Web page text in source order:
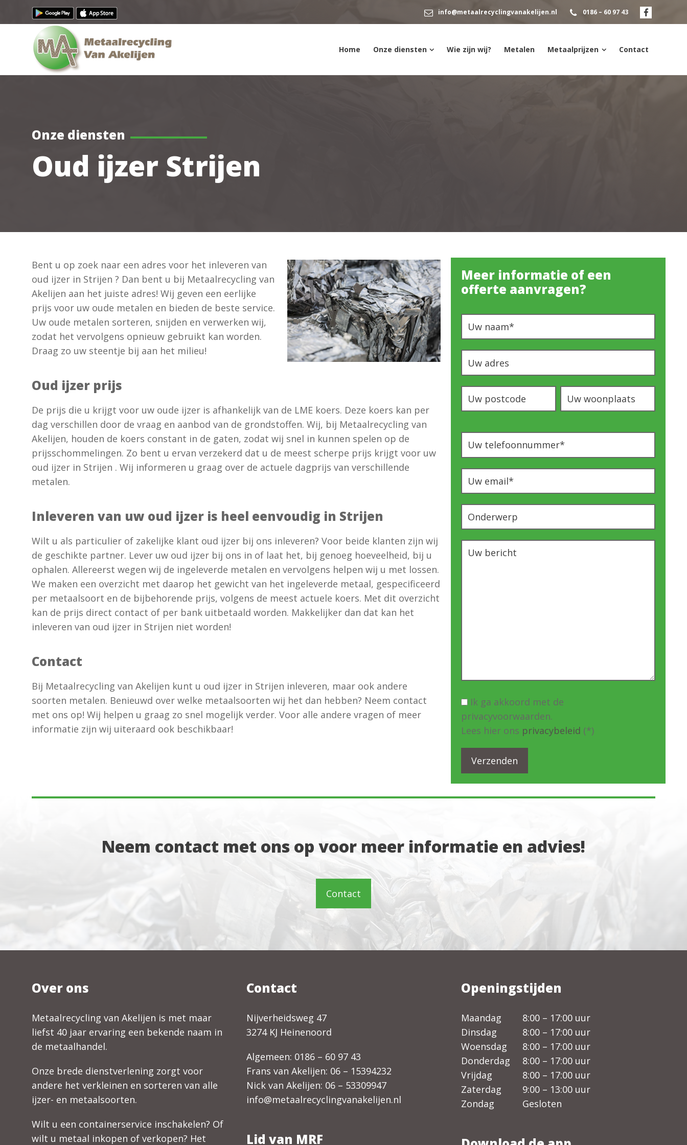
info@metaalrecyclingvanakelijen.nl 0186 – 60 97 43
Home Onze diensten Wie zijn wij? Metalen Metaalprijzen Contact
Onze diensten
Oud ijzer Strijen
Bent u op zoek naar een adres voor het inleveren van
oud ijzer in Strijen ? Dan bent u bij Metaalrecycling van
Akelijen aan het juiste adres! Wij geven een eerlijke
prijs voor uw oude metalen en bieden de beste service.
Uw oude metalen sorteren, snijden en verwerken wij,
zodat het vervolgens opnieuw gebruikt kan worden.
Draag zo uw steentje bij aan het milieu!
Oud ijzer prijs
De prijs die u krijgt voor uw oude ijzer is afhankelijk van de LME koers. Deze koers kan per
dag verschillen door de vraag en aanbod van de grondstoffen. Wij, bij Metaalrecycling van
Akelijen, houden de koers constant in de gaten, zodat wij snel in kunnen spelen op de
prijsschommelingen. Zo bent u ervan verzekerd dat u de meest scherpe prijs krijgt voor uw
oud ijzer in Strijen . Wij informeren u graag over de actuele dagprijs van verschillende
metalen.
Inleveren van uw oud ijzer is heel eenvoudig in Strijen
Wilt u als particulier of zakelijke klant oud ijzer bij ons inleveren? Voor beide klanten zijn wij
de geschikte partner. Lever uw oud ijzer bij ons in of laat het, bij genoeg hoeveelheid, bij u
ophalen. Allereerst wegen wij de ingeleverde metalen en vervolgens helpen wij u met lossen.
We maken een overzicht met daarop het gewicht van het ingeleverde metaal, gespecificeerd
per metaalsoort en de bijbehorende prijs, volgens de meest actuele koers. Met dit overzicht
kan de prijs direct contact of per bank uitbetaald worden. Makkelijker dan dat kan het
inleveren van oud ijzer in Strijen niet worden!
Contact
Bij Metaalrecycling van Akelijen kunt u oud ijzer in Strijen inleveren, maar ook andere
soorten metalen. Benieuwd over welke metaalsoorten wij het dan hebben? Neem contact
met ons op! Wij helpen u graag zo snel mogelijk verder. Voor alle andere vragen of meer
informatie zijn wij uiteraard ook beschikbaar!
Meer informatie of een
offerte aanvragen?
Ik ga akkoord met de
privacyvoorwaarden.
Lees hier ons privacybeleid (*)
Neem contact met ons op voor meer informatie en advies!
Contact
Over ons
Metaalrecycling van Akelijen is met maar
liefst 40 jaar ervaring een bekende naam in
de metaalhandel.
Onze brede dienstverlening zorgt voor
andere het verkleinen en sorteren van alle
ijzer- en metaalsoorten.
Wilt u een containerservice inschakelen? Of
wilt u metaal inkopen of verkopen? Het
Contact
Nijverheidsweg 47
3274 KJ Heinenoord
Algemeen: 0186 – 60 97 43
Frans van Akelijen: 06 – 15394232
Nick van Akelijen: 06 – 53309947
info@metaalrecyclingvanakelijen.nl
Lid van MRF
Openingstijden
Maandag
8:00 – 17:00 uur
Dinsdag
8:00 – 17:00 uur
Woensdag
8:00 – 17:00 uur
Donderdag
8:00 – 17:00 uur
Vrijdag
8:00 – 17:00 uur
Zaterdag
9:00 – 13:00 uur
Zondag
Gesloten